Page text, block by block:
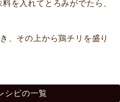
入れてとろみがでたら、
その上から鶏チリを盛り
シピの一覧